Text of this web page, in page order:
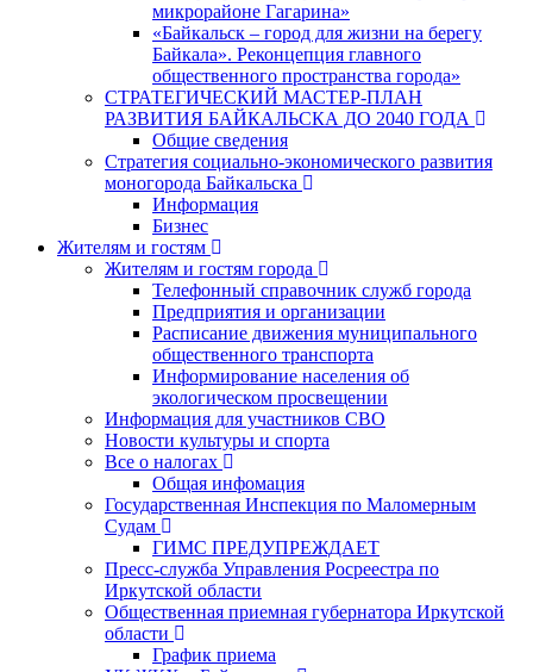
микрорайоне Гагарина»
«Байкальск – город для жизни на берегу
Байкала». Реконцепция главного
общественного пространства города»
СТРАТЕГИЧЕСКИЙ МАСТЕР-ПЛАН
РАЗВИТИЯ БАЙКАЛЬСКА ДО 2040 ГОДА
Общие сведения
Стратегия социально-экономического развития
моногорода Байкальска
Информация
Бизнес
Жителям и гостям
Жителям и гостям города
Телефонный справочник служб города
Предприятия и организации
Расписание движения муниципального
общественного транспорта
Информирование населения об
экологическом просвещении
Информация для участников СВО
Новости культуры и спорта
Все о налогах
Общая инфомация
Государственная Инспекция по Маломерным
Судам
ГИМС ПРЕДУПРЕЖДАЕТ
Пресс-служба Управления Росреестра по
Иркутской области
Общественная приемная губернатора Иркутской
области
График приема